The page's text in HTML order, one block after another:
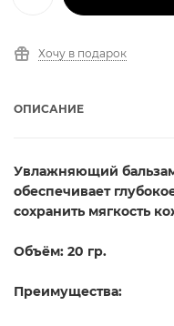
Хочу в подарок
ОПИСАНИЕ
Увлажняющий
обеспечивает
сохранить мягкость
Объём: 20 гр.
Преимущества: